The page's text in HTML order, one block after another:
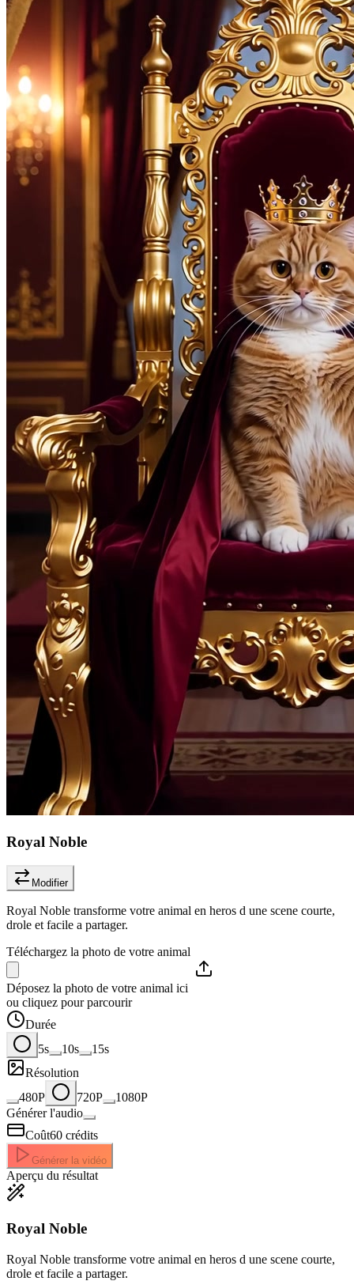
Royal Noble
Modifier
Royal Noble transforme votre animal en heros d une scene courte,
drole et facile a partager.
Téléchargez la photo de votre animal
Déposez la photo de votre animal ici
ou cliquez pour parcourir
Durée
5s
10s
15s
Résolution
480P
720P
1080P
Générer l'audio
Coût60 crédits
Générer la vidéo
Aperçu du résultat
Royal Noble
Royal Noble transforme votre animal en heros d une scene courte,
drole et facile a partager.